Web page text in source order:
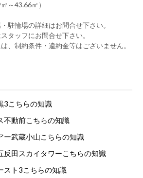
～43.66㎡）
駐輪場の詳細はお問合せ下さい。
タッフにお問合せ下さい。
、制約条件・違約金等はございません。
3こちらの知識
不動前こちらの知識
ー武蔵小山こちらの知識
反田スカイタワーこちらの知識
スト3こちらの知識